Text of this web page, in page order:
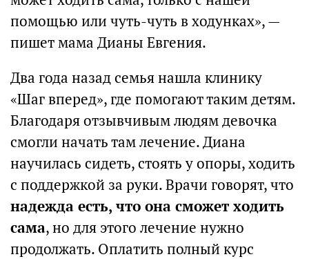
помощью или чуть-чуть в ходунках», —
пишет мама Дианы Евгения.
Два года назад семья нашла клинику
«Шаг вперед», где помогают таким детям.
Благодаря отзывчивым людям девочка
смогли начать там лечение. Диана
научилась сидеть, стоять у опоры, ходить
с поддержкой за руки. Врачи говорят, что
надежда есть, что она сможет ходить
сама, но для этого лечение нужно
продолжать. Оплатить полный курс